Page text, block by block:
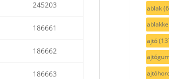
245203
186661
186662
186663
ablak
ajtó